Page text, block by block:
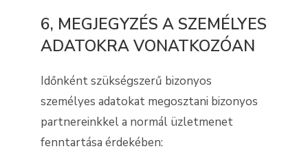
6, MEGJEGYZÉS A SZEMÉLYES
ADATOKRA VONATKOZÓAN
Időnként szükségszerű bizonyos
személyes adatokat megosztani bizonyos
partnereinkkel a normál üzletmenet
fenntartása érdekében: